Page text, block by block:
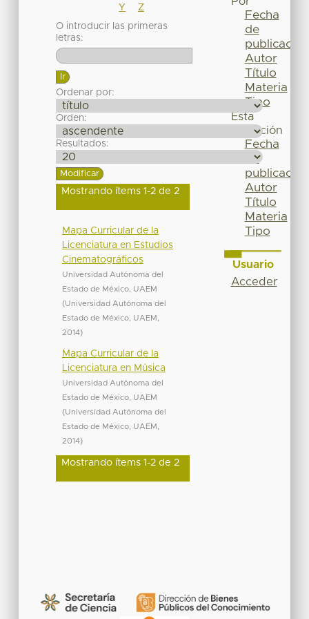
Y
Z
O introducir las primeras
letras:
Ordenar por:
Orden:
Resultados:
Mostrando ítems 1-2 de 2
Mapa Curricular de la
Licenciatura en Estudios
Cinematográficos
Universidad Autónoma del
Estado de México, UAEM
(Universidad Autónoma del
Estado de México, UAEM
2014)
Mapa Curricular de la
Licenciatura en Música
Universidad Autónoma del
Estado de México, UAEM
(Universidad Autónoma del
Estado de México, UAEM
2014)
Mostrando ítems 1-2 de 2
Fecha
de
publicación
Autor
Título
Materia
Tipo
Esta
colección
Fecha
de
publicación
Autor
Título
Materia
Tipo
Usuario
Acceder